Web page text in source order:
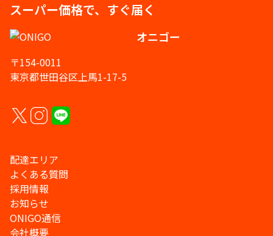
スーパー価格で、すぐ届く
オニゴー
〒154-0011
東京都世田谷区上馬1-17-5
配達エリア
よくある質問
採用情報
お知らせ
ONIGO通信
会社概要